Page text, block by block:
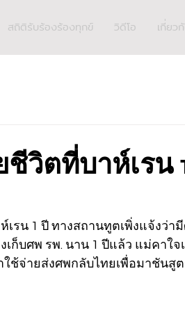
สถิติรับร้องร้องทุกข์ วิดีโอ เกี่ยว
วิตที่บาห์เรน
เรน 1 ปี ทางสถานทูตเพิ่งแจ้งว่า
ก็บศพ รพ. นาน 1 ปีแล้ว แม่คาใจ
ช้จ่ายส่งศพกลับไทยเพื่อมาชันสู